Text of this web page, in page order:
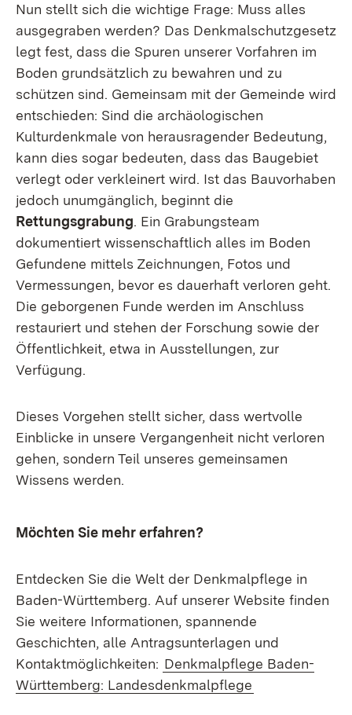
Nun stellt sich die wichtige Frage: Muss alles
ausgegraben werden? Das Denkmalschutzgesetz
legt fest, dass die Spuren unserer Vorfahren im
Boden grundsätzlich zu bewahren und zu
schützen sind. Gemeinsam mit der Gemeinde wird
entschieden: Sind die archäologischen
Kulturdenkmale von herausragender Bedeutung,
kann dies sogar bedeuten, dass das Baugebiet
verlegt oder verkleinert wird. Ist das Bauvorhaben
jedoch unumgänglich, beginnt die
Rettungsgrabung. Ein Grabungsteam
dokumentiert wissenschaftlich alles im Boden
Gefundene mittels Zeichnungen, Fotos und
Vermessungen, bevor es dauerhaft verloren geht.
Die geborgenen Funde werden im Anschluss
restauriert und stehen der Forschung sowie der
Öffentlichkeit, etwa in Ausstellungen, zur
Verfügung.
Dieses Vorgehen stellt sicher, dass wertvolle
Einblicke in unsere Vergangenheit nicht verloren
gehen, sondern Teil unseres gemeinsamen
Wissens werden.
Möchten Sie mehr erfahren?
Entdecken Sie die Welt der Denkmalpflege in
Baden-Württemberg. Auf unserer Website finden
Sie weitere Informationen, spannende
Geschichten, alle Antragsunterlagen und
Kontaktmöglichkeiten: Denkmalpflege Baden-
Württemberg: Landesdenkmalpflege